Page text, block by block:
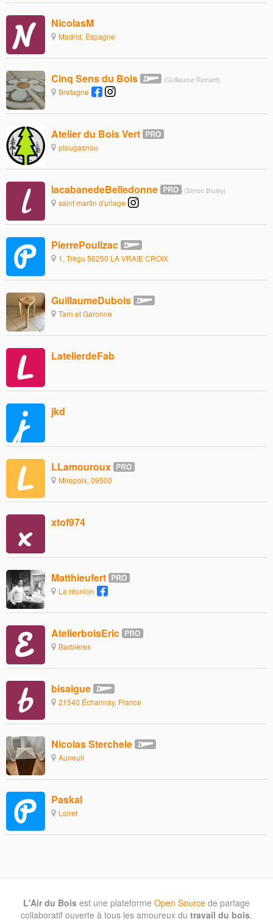
NicolasM
Madrid, Espagne
Cinq Sens du Bois (Guillaume Richard)
Bretagne
Atelier du Bois Vert
plougasnou
lacabanedeBelledonne (Simon Bruley)
saint martin d'uriage
PierrePoulizac
1, Trégu 56250 LA VRAIE CROIX
GuillaumeDubois
Tarn et Garonne
LatelierdeFab
jkd
LLamouroux
Mirepoix, 09500
xtof974
Matthieufert
La réunion
AtelierboisEric
Barbières
bisaigue
21540 Échannay, France
Nicolas Sterchele
Auneuil
Paskal
Loiret
L'Air du Bois est une plateforme Open Source de partage
collaboratif ouverte à tous les amoureux du travail du bois.